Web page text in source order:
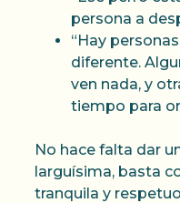
persona a
“Hay
diferente.
ven nada, y
tiempo para
No hace falta dar
larguísima, basta
tranquila y